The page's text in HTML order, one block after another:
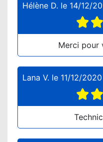
Hélène D. le 14/12/
Merci pour
Lana V. le 11/12/2020